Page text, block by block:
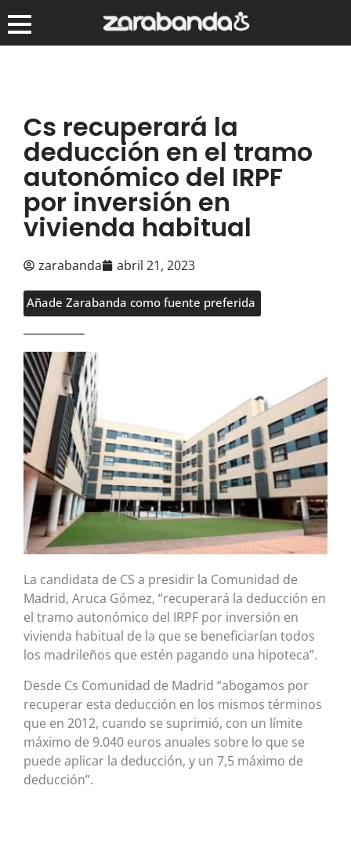
Cs recuperará la
deducción en el tramo
autonómico del IRPF
por inversión en
vivienda habitual
zarabanda abril 21, 2023
Añade Zarabanda como fuente preferida
La candidata de CS a presidir la Comunidad de
Madrid, Aruca Gómez, “recuperará la deducción en
el tramo autonómico del IRPF por inversión en
vivienda habitual de la que se beneficiarían todos
los madrileños que estén pagando una hipoteca”.
Desde Cs Comunidad de Madrid “abogamos por
recuperar esta deducción en los mismos términos
que en 2012, cuando se suprimió, con un límite
máximo de 9.040 euros anuales sobre lo que se
puede aplicar la deducción, y un 7,5 máximo de
deducción”.